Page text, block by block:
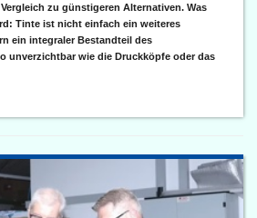
zu günstigeren Alternativen. Was
Tinte ist nicht einfach ein weiteres
ein integraler Bestandteil des
unverzichtbar wie die Druckköpfe oder das